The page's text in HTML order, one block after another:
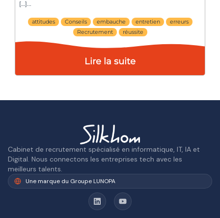
[…]
attitudes Conseils embauche entretien
erreurs
Recrutement
réussite
Lire la suite
Cabinet de recrutement spécialisé en informatique, IT, IA et
Digital. Nous connectons les entreprises tech avec les
meilleurs talents.
Une marque du Groupe LUNOPA